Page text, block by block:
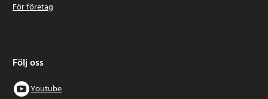
För företag
Följ oss
Youtube